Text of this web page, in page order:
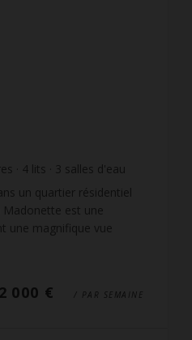
4 lits 3 salles d'eau
un quartier résidentiel
Madonette est une
une magnifique vue
2 000 € / PAR SEMAINE